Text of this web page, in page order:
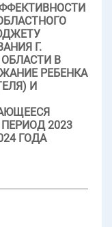
Г.
В
РЕБЕНКА
И
2023
ГОДА